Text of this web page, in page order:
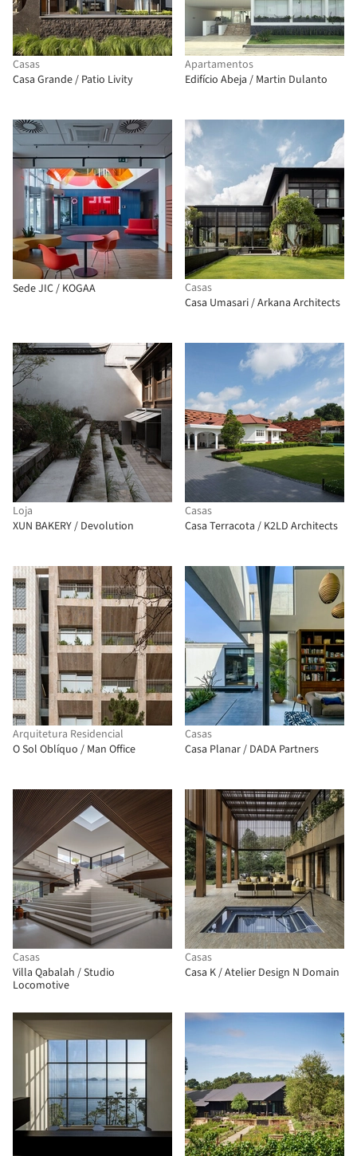
Casas
Casa Grande / Patio Livity
Apartamentos
Edifício Abeja / Martin Dulanto
Sede JIC / KOGAA
Casas
Casa Umasari / Arkana Architects
Loja
XUN BAKERY / Devolution
Casas
Casa Terracota / K2LD Architects
Arquitetura Residencial
O Sol Oblíquo / Man Office
Casas
Casa Planar / DADA Partners
Casas
Villa Qabalah / Studio
Locomotive
Casas
Casa K / Atelier Design N Domain